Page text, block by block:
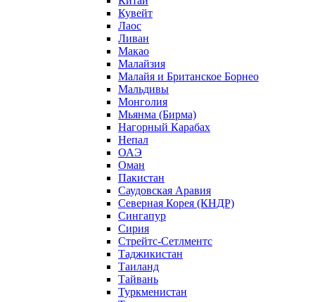
Кувейт
Лаос
Ливан
Макао
Малайзия
Малайя и Британское Борнео
Мальдивы
Монголия
Мьянма (Бирма)
Нагорный Карабах
Непал
ОАЭ
Оман
Пакистан
Саудовская Аравия
Северная Корея (КНДР)
Сингапур
Сирия
Стрейтс-Сетлментс
Таджикистан
Таиланд
Тайвань
Туркменистан